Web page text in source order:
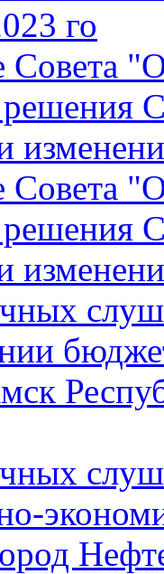
го
Совета
решения
Совета
решения